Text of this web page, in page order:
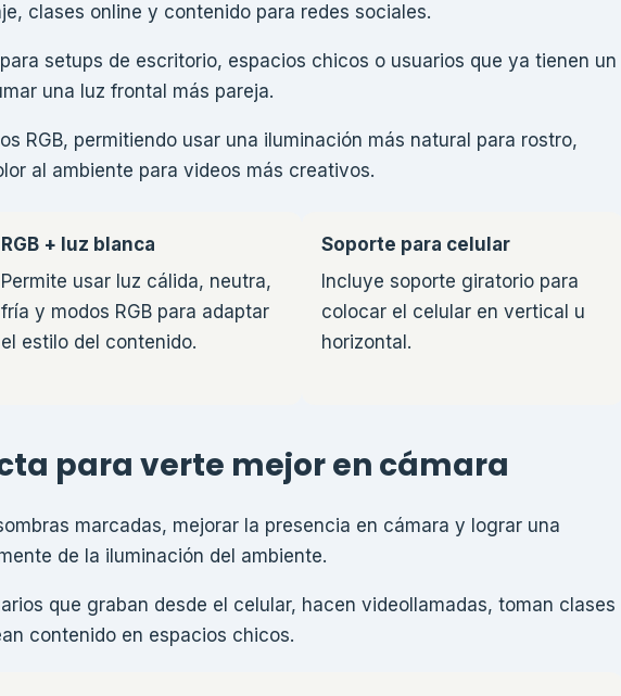
clases online y contenido para redes sociales.
setups de escritorio, espacios chicos o usuarios que ya tienen un
una luz frontal más pareja.
RGB, permitiendo usar una iluminación más natural para rostro,
al ambiente para videos más creativos.
RGB + luz blanca
Permite usar luz cálida, neutra,
fría y modos RGB para adaptar
el estilo del contenido.
Soporte para celular
Incluye soporte giratorio para
colocar el celular en vertical u
horizontal.
para verte mejor en cámara
marcadas, mejorar la presencia en cámara y lograr una
de la iluminación del ambiente.
que graban desde el celular, hacen videollamadas, toman clases
contenido en espacios chicos.